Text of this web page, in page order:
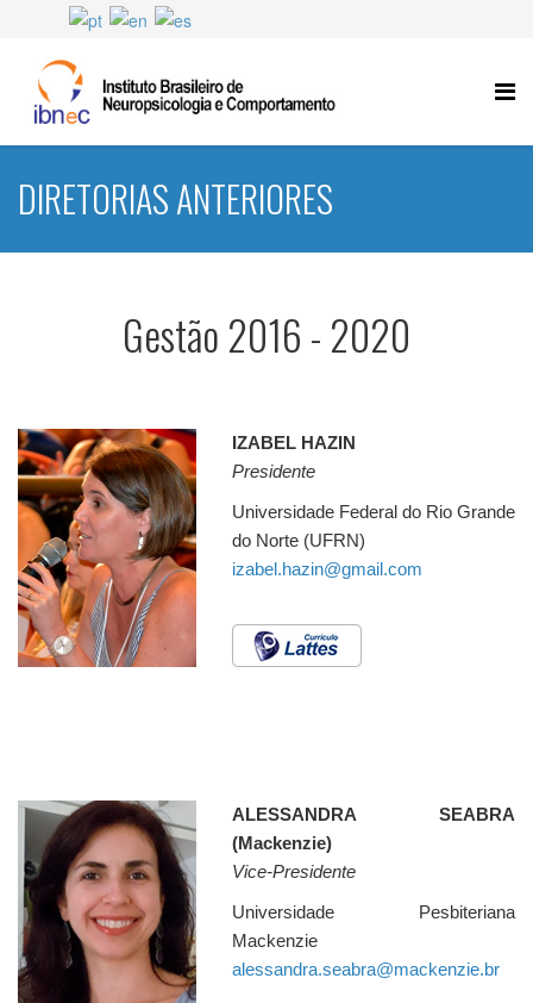
DIRETORIAS ANTERIORES
Gestão 2016 - 2020
IZABEL HAZIN
Presidente
Universidade Federal do Rio Grande
do Norte (UFRN)
izabel.hazin@gmail.com
ALESSANDRA SEABRA
(Mackenzie)
Vice-Presidente
Universidade Pesbiteriana
Mackenzie
alessandra.seabra@mackenzie.br